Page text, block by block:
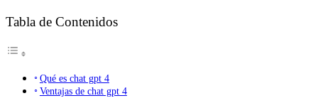
Tabla de Contenidos
Qué es chat gpt 4
Ventajas de chat gpt 4